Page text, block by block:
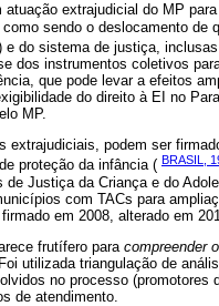
extrajudicial do MP
sendo o deslocamento
e do sistema de justiça,
dos instrumentos coletivos
que pode levar a efeitos
do direito à EI no
MP.
podem ser
proteção da infância ( BRASIL,
de Justiça da Criança e do
com TACs para
em 2008, alterado em
frutífero para compreender
utilizada triangulação de
no processo
de atendimento.